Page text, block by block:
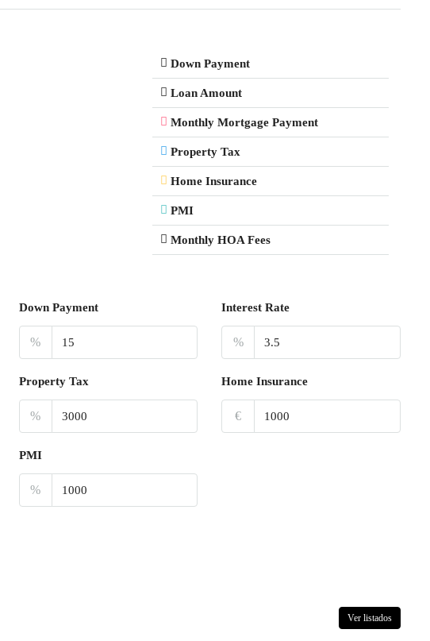
Down Payment
Loan Amount
Monthly Mortgage Payment
Property Tax
Home Insurance
PMI
Monthly HOA Fees
Down Payment
%
Interest Rate
%
Property Tax
%
Home Insurance
€
PMI
%
Ver listados